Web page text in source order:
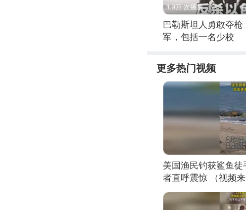
1.9万 次播放
巴勒斯坦人勇敢夺
军，包括一名少校
更多热门视频
美国渔民钓获鲨鱼
者直呼震惊 （视频来